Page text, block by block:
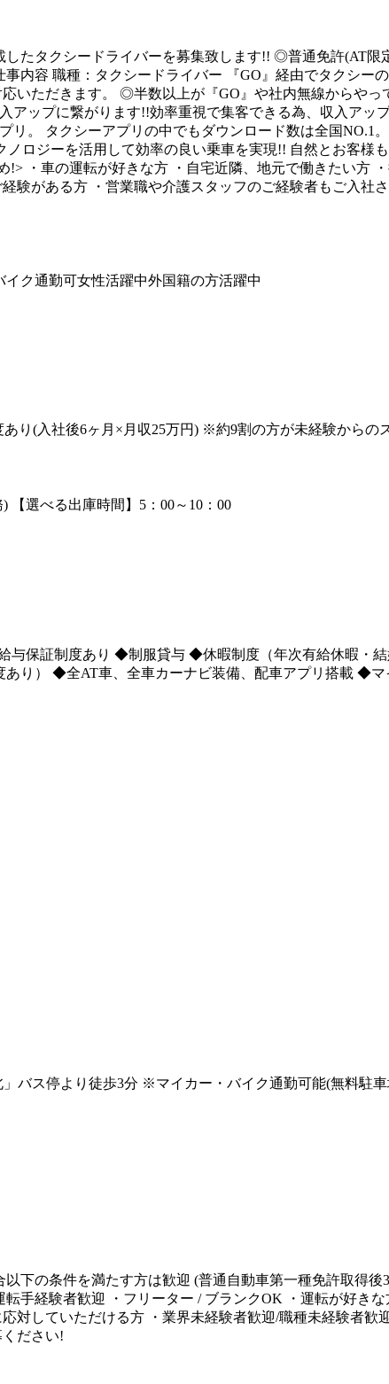
たタクシードライバーを募集致します!! ◎普通免許(AT
内容 職種：タクシードライバー 『GO』経由でタクシー
いただきます。 ◎半数以上が『GO』や社内無線からや
アップに繋がります!!効率重視で集客できる為、収入ア
リ。 タクシーアプリの中でもダウンロード数は全国
ジーを活用して効率の良い乗車を実現!! 自然とお客様
・車の運転が好きな方 ・自宅近隣、地元で働きたい方
験がある方 ・営業職や介護スタッフのご経験者もご入社
イク通勤可女性活躍中外国籍の方活躍中
り(入社後6ヶ月×月収25万円) ※約9割の方が未経験からの
選べる出庫時間】5：00～10：00
保証制度あり ◆制服貸与 ◆休暇制度（年次有給休暇・
り） ◆全AT車、全車カーナビ装備、配車アプリ搭載 ◆マ
バス停より徒歩3分 ※マイカー・バイク通勤可能(無料駐
下の条件を満たす方は歓迎 (普通自動車第一種免許取得
手経験者歓迎 ・フリーター / ブランクOK ・運転が好き
対していただける方 ・業界未経験者歓迎/職種未経験者歓
ださい!